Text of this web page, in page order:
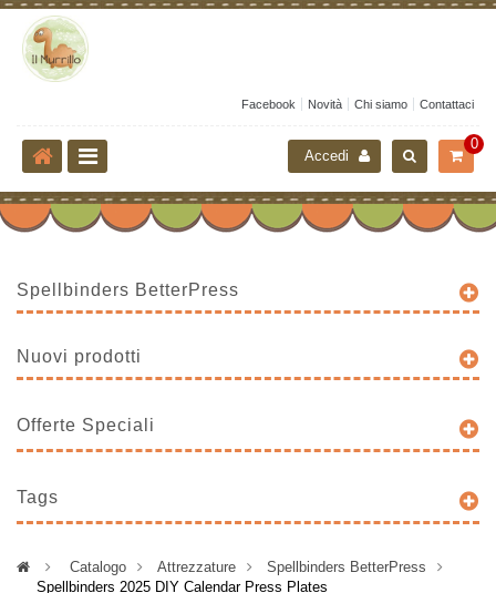
Facebook Novità Chi siamo Contattaci
0
Accedi
Spellbinders BetterPress
Nuovi prodotti
Offerte Speciali
Tags
> Catalogo > Attrezzature >
Spellbinders BetterPress
Spellbinders 2025 DIY Calendar Press Plates